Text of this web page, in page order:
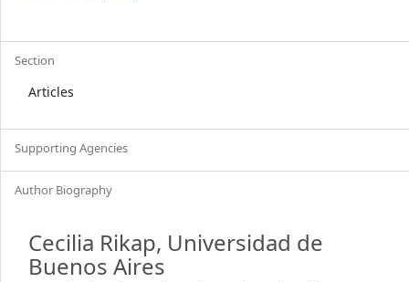
Section
Articles
Supporting Agencies
Author Biography
Cecilia Rikap, Universidad de
Buenos Aires